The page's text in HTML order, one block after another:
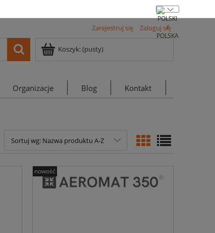
Zarejestruj się Zaloguj się
Koszyk:(pusty)
Organizacje Blog Kontakt
Sortuj wg: Nazwa produktu A-Z
nowość